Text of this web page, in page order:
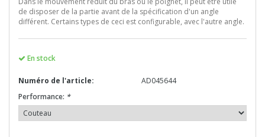
de disposer de la partie avant de la spécification d'un angle
différent. Certains types de ceci est configurable, avec l'autre angle.
En stock
Numéro de l'article:
AD045644
Performance: *